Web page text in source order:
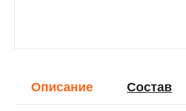
Описание Cостав